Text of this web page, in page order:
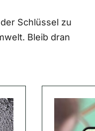
Schlüssel zu
Bleib dran